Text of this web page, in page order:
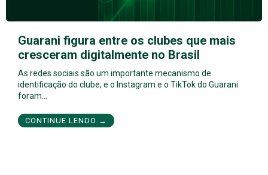
Guarani figura entre os clubes que mais
cresceram digitalmente no Brasil
As redes sociais são um importante mecanismo de
identificação do clube, e o Instagram e o TikTok do Guarani
foram…
CONTINUE LENDO →